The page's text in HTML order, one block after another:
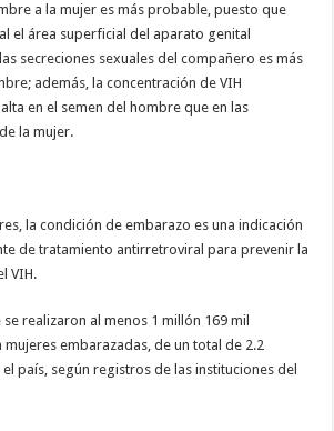
a la mujer es más probable, puesto que
el área superficial del aparato genital
secreciones sexuales del compañero es más
además, la concentración de VIH
en el semen del hombre que en las
la mujer.
la condición de embarazo es una indicación
de tratamiento antirretroviral para prevenir la
VIH.
se realizaron al menos 1 millón 169 mil
mujeres embarazadas, de un total de 2.2
país, según registros de las instituciones del